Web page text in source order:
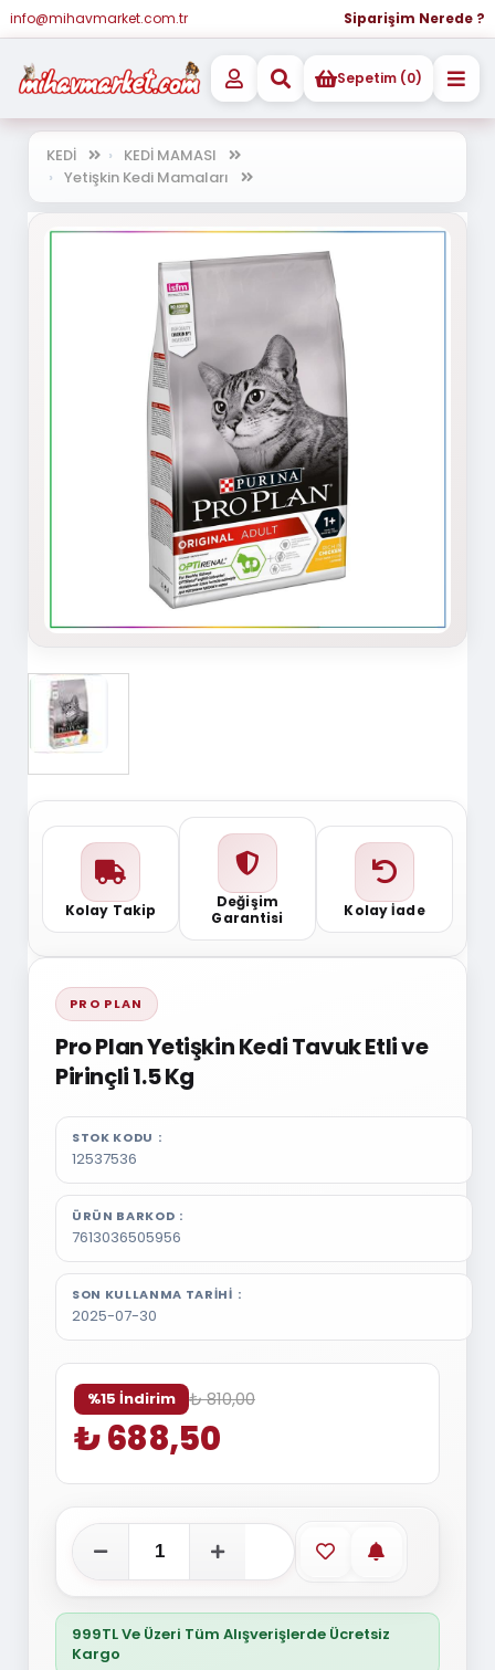
info@mihavmarket.com.tr Siparişim Nerede ?
Sepetim (0)
KEDİ
KEDİ MAMASI
Yetişkin Kedi Mamaları
Kolay Takip
Değişim
Garantisi
Kolay İade
PRO PLAN
Pro Plan Yetişkin Kedi Tavuk Etli ve
Pirinçli 1.5 Kg
STOK KODU
12537536
ÜRÜN BARKOD
7613036505956
SON KULLANMA TARIHI
2025-07-30
%15 İndirim ₺ 810,00
₺ 688,50
Favorilere ekle
Stoğa
999TL Ve Üzeri Tüm Alışverişlerde Ücretsiz
Kargo